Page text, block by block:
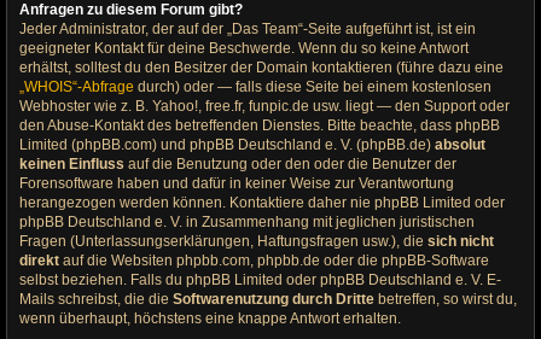
Anfragen zu diesem Forum gibt?
Jeder Administrator, der auf der „Das Team“-Seite aufgeführt ist, ist ein
geeigneter Kontakt für deine Beschwerde. Wenn du so keine Antwort
erhältst, solltest du den Besitzer der Domain kontaktieren (führe dazu eine
„WHOIS“-Abfrage durch) oder — falls diese Seite bei einem kostenlosen
Webhoster wie z. B. Yahoo!, free.fr, funpic.de usw. liegt — den Support oder
den Abuse-Kontakt des betreffenden Dienstes. Bitte beachte, dass phpBB
Limited (phpBB.com) und phpBB Deutschland e. V. (phpBB.de) absolut
keinen Einfluss auf die Benutzung oder den oder die Benutzer der
Forensoftware haben und dafür in keiner Weise zur Verantwortung
herangezogen werden können. Kontaktiere daher nie phpBB Limited oder
phpBB Deutschland e. V. in Zusammenhang mit jeglichen juristischen
Fragen (Unterlassungserklärungen, Haftungsfragen usw.), die sich nicht
direkt auf die Websiten phpbb.com, phpbb.de oder die phpBB-Software
selbst beziehen. Falls du phpBB Limited oder phpBB Deutschland e. V. E-
Mails schreibst, die die Softwarenutzung durch Dritte betreffen, so wirst du,
wenn überhaupt, höchstens eine knappe Antwort erhalten.